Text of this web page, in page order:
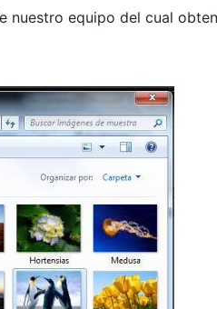
nuestro equipo del cual